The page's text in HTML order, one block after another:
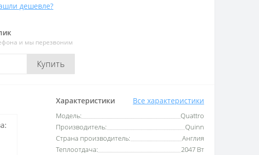
дешевле?
и мы перезвоним
Купить
Характеристики Все характеристики
Модель:
Quattro
Производитель:
Quinn
Страна производитель:
Англия
Теплоотдача:
2047 Вт